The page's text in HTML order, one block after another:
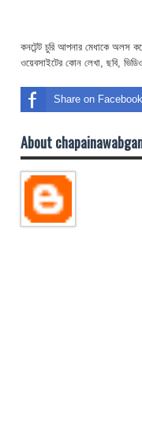
কনটেন্ট চুরি আপনার মেধাকে অলস
ওয়েবসাইটের কোন লেখা, ছবি,
Share on Facebook
About